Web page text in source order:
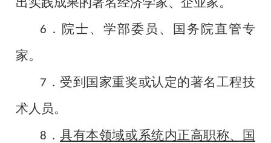
6 ．院士、学部委员、国务院直管专
家。
7 ．受到国家重奖或认定的著名工程技
术人员。
8 ．具有本领域或系统内正高职称、国